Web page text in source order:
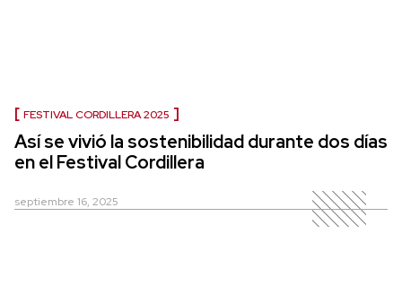
FESTIVAL CORDILLERA 2025
Así se vivió la sostenibilidad durante dos días
en el Festival Cordillera
septiembre 16, 2025